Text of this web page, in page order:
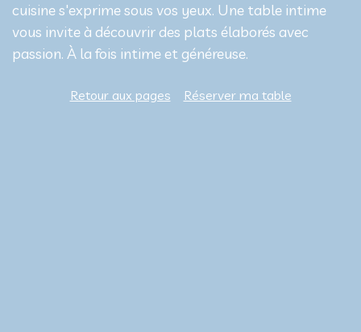
cuisine s'exprime sous vos yeux. Une table intime
vous invite à découvrir des plats élaborés avec
passion. À la fois intime et généreuse.
Retour aux pages Réserver ma table